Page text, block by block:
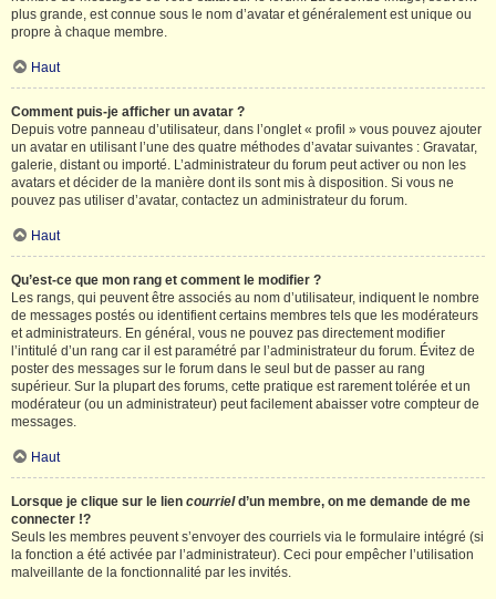
plus grande, est connue sous le nom d’avatar et généralement est unique ou
propre à chaque membre.
Haut
Comment puis-je afficher un avatar ?
Depuis votre panneau d’utilisateur, dans l’onglet « profil » vous pouvez ajouter
un avatar en utilisant l’une des quatre méthodes d’avatar suivantes : Gravatar,
galerie, distant ou importé. L’administrateur du forum peut activer ou non les
avatars et décider de la manière dont ils sont mis à disposition. Si vous ne
pouvez pas utiliser d’avatar, contactez un administrateur du forum.
Haut
Qu’est-ce que mon rang et comment le modifier ?
Les rangs, qui peuvent être associés au nom d’utilisateur, indiquent le nombre
de messages postés ou identifient certains membres tels que les modérateurs
et administrateurs. En général, vous ne pouvez pas directement modifier
l’intitulé d’un rang car il est paramétré par l’administrateur du forum. Évitez de
poster des messages sur le forum dans le seul but de passer au rang
supérieur. Sur la plupart des forums, cette pratique est rarement tolérée et un
modérateur (ou un administrateur) peut facilement abaisser votre compteur de
messages.
Haut
Lorsque je clique sur le lien courrield’un membre, on me demande de me
connecter !?
Seuls les membres peuvent s’envoyer des courriels via le formulaire intégré (si
la fonction a été activée par l’administrateur). Ceci pour empêcher l’utilisation
malveillante de la fonctionnalité par les invités.